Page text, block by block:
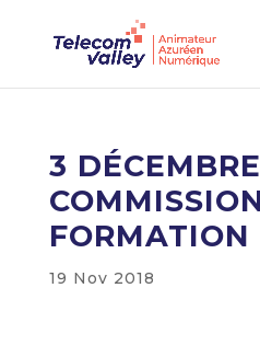
3
FORMATION
19 Nov 2018